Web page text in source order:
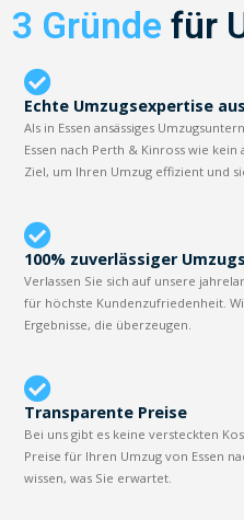
3 Gründe für
Echte Umzugsexpertise
Als in Essen ansässiges
Essen nach Perth & Kinross wie
Ziel, um Ihren Umzug effizient und
100% zuverlässiger
Verlassen Sie sich auf unsere
für höchste Kundenzufriedenheit.
Ergebnisse, die überzeugen.
Transparente Preise
Bei uns gibt es keine versteckten
Preise für Ihren Umzug von Essen
wissen, was Sie erwartet.